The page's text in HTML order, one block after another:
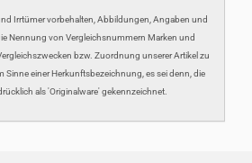
Irrtümer vorbehalten, Abbildungen, Angaben und
Nennung von Vergleichsnummern Marken und
bzw. Zuordnung unserer Artikel zu
Sinne einer Herkunftsbezeichnung, es sei denn, die
als 'Originalware' gekennzeichnet.